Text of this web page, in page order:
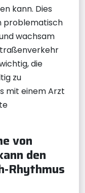
kann. Dies
problematisch
wachsam
die
zu
mit einem Arzt
von
den
Rhythmus